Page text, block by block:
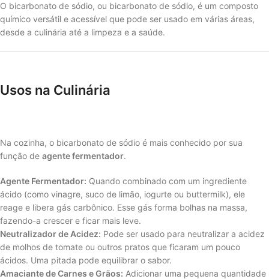
O bicarbonato de sódio, ou bicarbonato de sódio, é um composto
químico versátil e acessível que pode ser usado em várias áreas,
desde a culinária até a limpeza e a saúde.
Usos na Culinária
Na cozinha, o bicarbonato de sódio é mais conhecido por sua
função de agente fermentador.
Agente Fermentador: Quando combinado com um ingrediente
ácido (como vinagre, suco de limão, iogurte ou buttermilk), ele
reage e libera gás carbônico. Esse gás forma bolhas na massa,
fazendo-a crescer e ficar mais leve.
Neutralizador de Acidez: Pode ser usado para neutralizar a acidez
de molhos de tomate ou outros pratos que ficaram um pouco
ácidos. Uma pitada pode equilibrar o sabor.
Amaciante de Carnes e Grãos: Adicionar uma pequena quantidade